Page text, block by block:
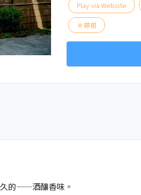
Play via Website
＃尋根
久的——酒釀香味。